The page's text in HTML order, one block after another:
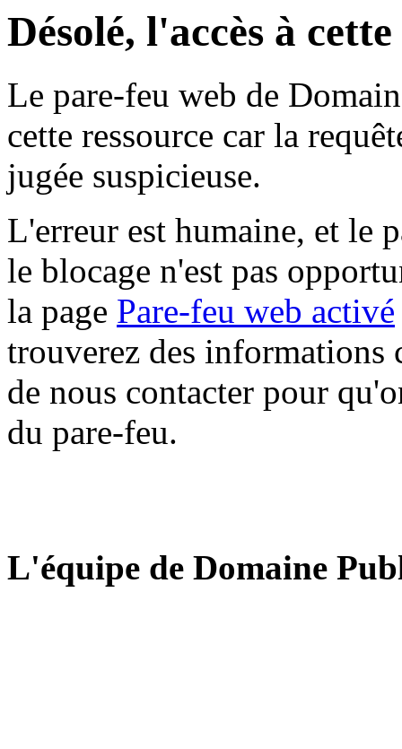
Désolé, l'accès à
Le pare-feu web de
cette ressource car la
jugée suspicieuse.
L'erreur est humaine, et le
le blocage n'est pas
la page Pare-feu web activé
trouverez des informations
de nous contacter pour
du pare-feu.
L'équipe de Domaine